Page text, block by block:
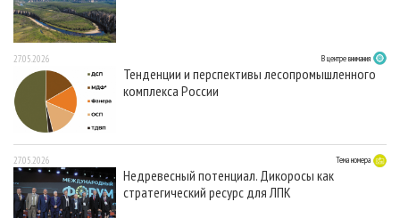
27.05.2026 В центре внимания
Тенденции и перспективы лесопромышленного
комплекса России
27.05.2026 Тема номера
Недревесный потенциал. Дикоросы как
стратегический ресурс для ЛПК